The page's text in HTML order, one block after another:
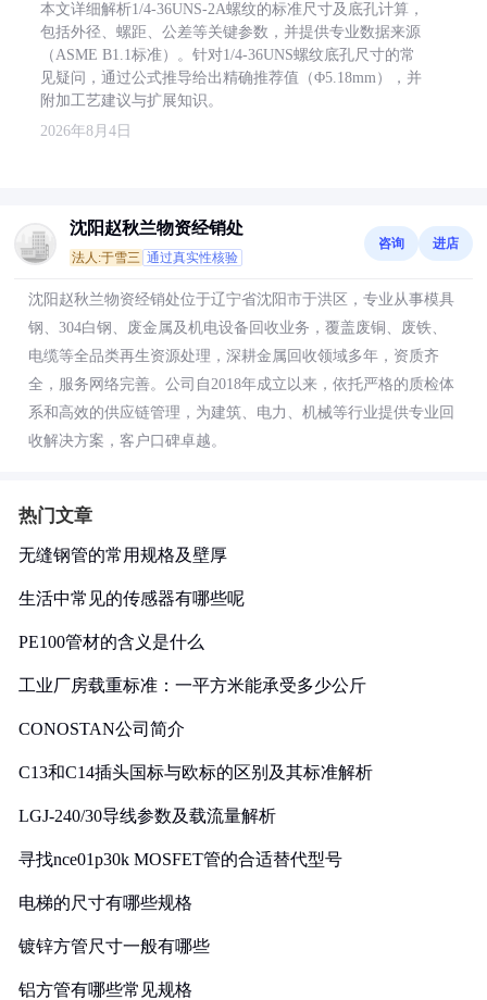
本文详细解析1/4-36UNS-2A螺纹的标准尺寸及底孔计算，
包括外径、螺距、公差等关键参数，并提供专业数据来源
（ASME B1.1标准）。针对1/4-36UNS螺纹底孔尺寸的常
见疑问，通过公式推导给出精确推荐值（Φ5.18mm），并
附加工艺建议与扩展知识。
2026年8月4日
沈阳赵秋兰物资经销处
法人:于雪三 通过真实性核验
咨询 进店
沈阳赵秋兰物资经销处位于辽宁省沈阳市于洪区，专业从事模具
钢、304白钢、废金属及机电设备回收业务，覆盖废铜、废铁、
电缆等全品类再生资源处理，深耕金属回收领域多年，资质齐
全，服务网络完善。公司自2018年成立以来，依托严格的质检体
系和高效的供应链管理，为建筑、电力、机械等行业提供专业回
收解决方案，客户口碑卓越。
热门文章
无缝钢管的常用规格及壁厚
生活中常见的传感器有哪些呢
PE100管材的含义是什么
工业厂房载重标准：一平方米能承受多少公斤
CONOSTAN公司简介
C13和C14插头国标与欧标的区别及其标准解析
LGJ-240/30导线参数及载流量解析
寻找nce01p30k MOSFET管的合适替代型号
电梯的尺寸有哪些规格
镀锌方管尺寸一般有哪些
铝方管有哪些常见规格